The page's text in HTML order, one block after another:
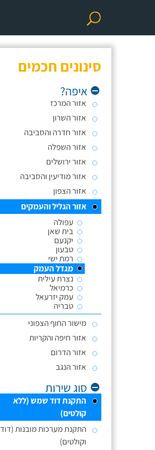
סינונים חכמים
איפה?
אזור המרכז
אזור השרון
אזור חדרה והסביבה
אזור השפלה
אזור ירושלים
אזור מודיעין והסביבה
אזור הצפון
אזור הגליל והעמקים
עפולה
בית שאן
יקנעם
טבעון
רמת ישי
מגדל העמק
נצרת עילית
כרמיאל
עמק יזרעאל
טבריה
מישור החוף הצפוני
אזור חיפה והקריות
אזור הדרום
אזור הנגב
סוג שירות
התקנת דוד שמש (ללא
קולטים)
התקנת מערכות מובנות (דוד
וקולטים)